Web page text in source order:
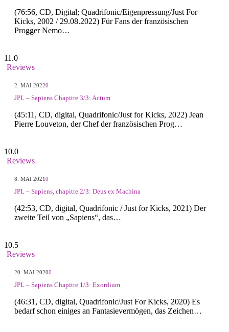
(76:56, CD, Digital; Quadrifonic/Eigenpressung/Just For
Kicks, 2002 / 29.08.2022) Für Fans der französischen
Progger Nemo…
11.0
Reviews
2. MAI 20220
JPL – Sapiens Chapitre 3/3: Actum
(45:11, CD, digital, Quadrifonic/Just for Kicks, 2022) Jean
Pierre Louveton, der Chef der französischen Prog…
10.0
Reviews
8. MAI 2021 0
JPL – Sapiens, chapitre 2/3: Deus ex Machina
(42:53, CD, digital, Quadrifonic / Just for Kicks, 2021) Der
zweite Teil von „Sapiens“, das…
10.5
Reviews
20. MAI 20200
JPL – Sapiens Chapitre 1/3: Exordium
(46:31, CD, digital, Quadrifonic/Just For Kicks, 2020) Es
bedarf schon einiges an Fantasievermögen, das Zeichen…